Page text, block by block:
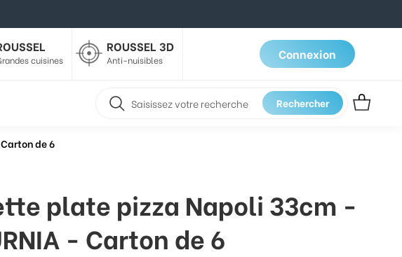
cuisines
ROUSSEL 3D
Anti-nuisibles Connexion
Rechercher
de 6
plate pizza Napoli 33cm -
- Carton de 6